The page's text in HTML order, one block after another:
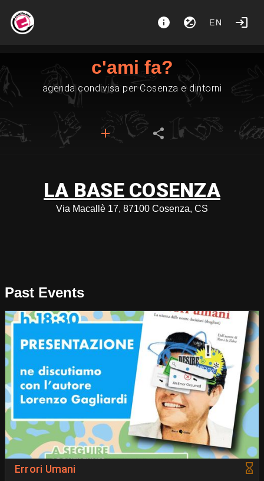
EN
c'ami fa?
agenda condivisa per Cosenza e dintorni
LA BASE COSENZA
Via Macallè 17, 87100 Cosenza, CS
Past Events
Errori Umani